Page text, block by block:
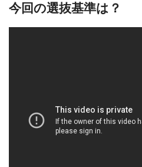
今回の選抜基準は？